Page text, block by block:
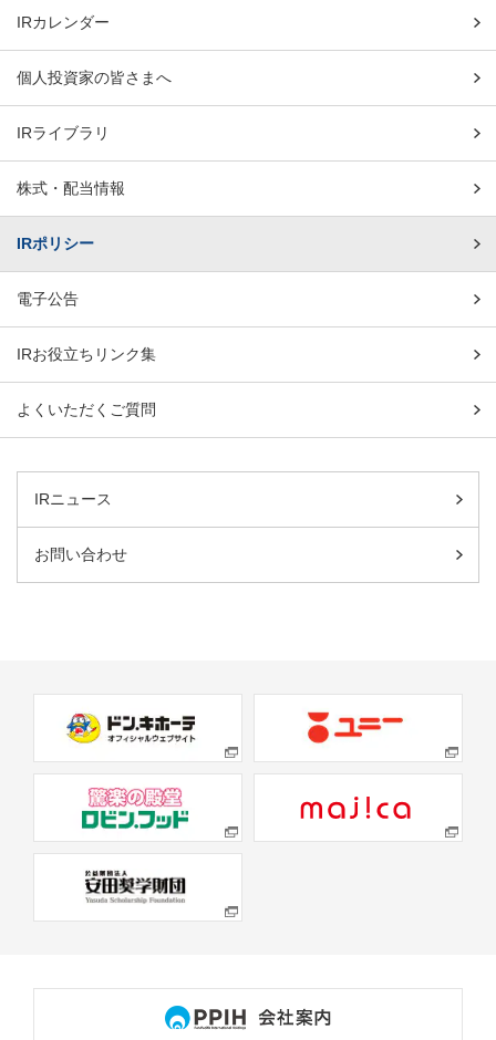
IRカレンダー
個人投資家の皆さまへ
IRライブラリ
株式・配当情報
IRポリシー
電子公告
IRお役立ちリンク集
よくいただくご質問
IRニュース
お問い合わせ